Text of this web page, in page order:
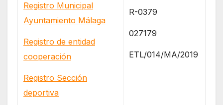
Registro Municipal
Ayuntamiento Málaga
Registro de entidad
cooperación
Registro Sección
deportiva
R-0379
027179
ETL/014/MA/2019